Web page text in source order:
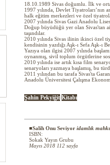
18.10.1989 Sivas doğumlu. İlk ve
1997 yılında, Devlet
halk eğitim merkezleri ve özel
2007 yılında Sivas Gazi Anadolu
Doğup büyüdüğü yer olan Sivas'tan
taşındılar.
2010 yılında Sivas ilinin ikinci özel
kendisinin yazdığı Aşk-ı Sefa Aşk-ı
Yazıya olan ilgisi 2007 yılında
oynanmış, sivil toplum örgütlerine
2010 yılında ise artık kısa film
senaryoları yazmaya başlamış, bu
2011 yılından bu tarafa Sivas'ta
Anadolu Üniversitesi Çalışma
Şahin Pekyiğit Kitabı
■Salih Onu Seviyor idamlık
ISBN:
Sokak Yayın Grubu
Mayıs 2018 112 sayfa